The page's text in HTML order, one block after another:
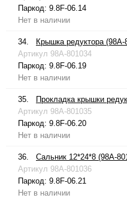
Паркод: 9.8F-06.14
Нет в наличии
34.
Крышка редуктора (98A-
Артикул 98A-801034
Паркод: 9.8F-06.19
Нет в наличии
35.
Прокладка крышки
Артикул 98A-801035
Паркод: 9.8F-06.20
Нет в наличии
36.
Сальник 12*24*8 (98A-
Артикул 98A-801036
Паркод: 9.8F-06.21
Нет в наличии